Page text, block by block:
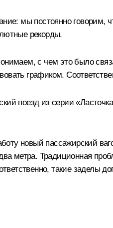
мы постоянно
рекорды.
с чем это было
графиком.
поезд из серии
новый пассажирский
метра. Традиционная
такие заделы